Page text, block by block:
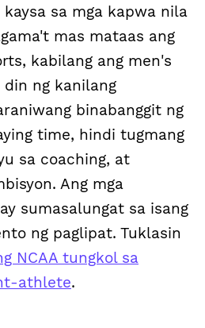
sa mga kapwa nila
mas mataas ang
kabilang ang men's
ng kanilang
binabanggit ng
time, hindi tugmang
sa coaching, at
Ang mga
sumasalungat sa isang
ng paglipat. Tuklasin
NCAA tungkol sa
athlete.